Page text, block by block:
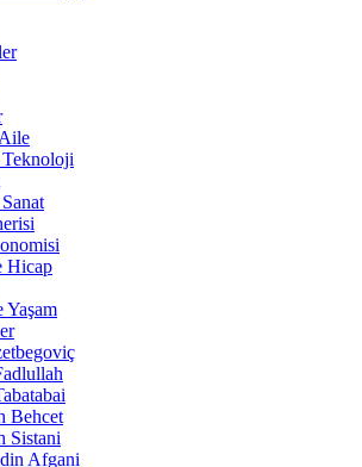
Hicap
Yaşam
Behcet
Sistani
Afgani